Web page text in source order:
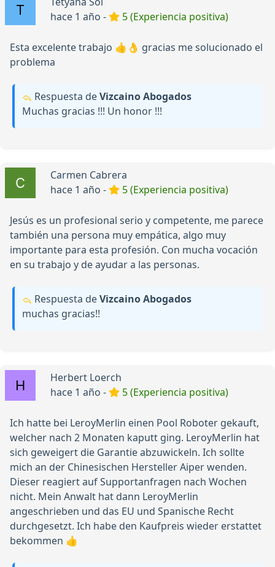
hace 1 año -
5 (Experiencia positiva)
Esta excelente trabajo 👍👌 gracias me solucionado el
problema
Respuesta deVizcaino Abogados
Muchas gracias !!! Un honor !!!
Carmen Cabrera
hace 1 año -
5 (Experiencia positiva)
Jesús es un profesional serio y competente, me parece
también una persona muy empática, algo muy
importante para esta profesión. Con mucha vocación
en su trabajo y de ayudar a las personas.
Respuesta deVizcaino Abogados
muchas gracias!!
Herbert Loerch
hace 1 año -
5 (Experiencia positiva)
Ich hatte bei LeroyMerlin einen Pool Roboter gekauft,
welcher nach 2 Monaten kaputt ging. LeroyMerlin hat
sich geweigert die Garantie abzuwickeln. Ich sollte
mich an der Chinesischen Hersteller Aiper wenden.
Dieser reagiert auf Supportanfragen nach Wochen
nicht. Mein Anwalt hat dann LeroyMerlin
angeschrieben und das EU und Spanische Recht
durchgesetzt. Ich habe den Kaufpreis wieder erstattet
bekommen 👍